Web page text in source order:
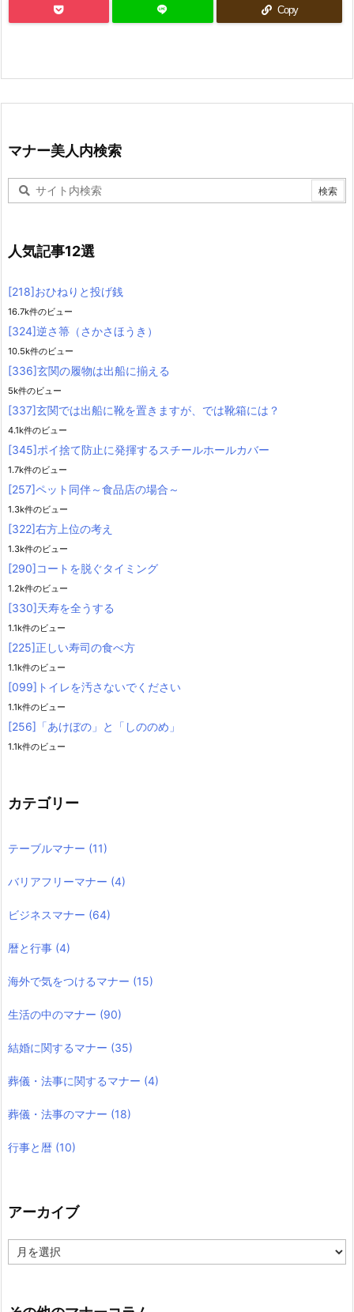
Copy
マナー美人内検索
人気記事12選
[218]おひねりと投げ銭
16.7k件のビュー
[324]逆さ箒（さかさほうき）
10.5k件のビュー
[336]玄関の履物は出船に揃える
5k件のビュー
[337]玄関では出船に靴を置きますが、では靴箱には？
4.1k件のビュー
[345]ポイ捨て防止に発揮するスチールホールカバー
1.7k件のビュー
[257]ペット同伴～食品店の場合～
1.3k件のビュー
[322]右方上位の考え
1.3k件のビュー
[290]コートを脱ぐタイミング
1.2k件のビュー
[330]天寿を全うする
1.1k件のビュー
[225]正しい寿司の食べ方
1.1k件のビュー
[099]トイレを汚さないでください
1.1k件のビュー
[256]「あけぼの」と「しののめ」
1.1k件のビュー
カテゴリー
テーブルマナー (11)
バリアフリーマナー (4)
ビジネスマナー (64)
暦と行事 (4)
海外で気をつけるマナー (15)
生活の中のマナー (90)
結婚に関するマナー (35)
葬儀・法事に関するマナー (4)
葬儀・法事のマナー (18)
行事と暦 (10)
アーカイブ
ー
ブ